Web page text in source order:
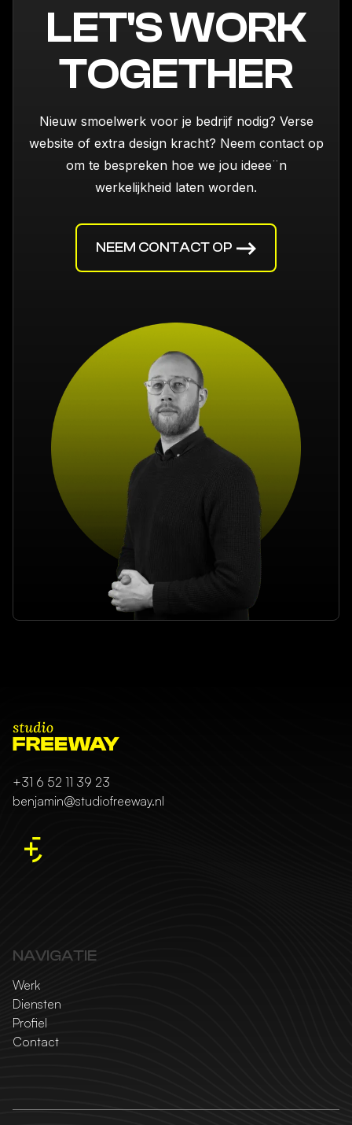
LET'S WORK
TOGETHER
Nieuw smoelwerk voor je bedrijf nodig? Verse
website of extra design kracht? Neem contact op
om te bespreken hoe we jou ideee¨n
werkelijkheid laten worden.
NEEM CONTACT OP
+31 6 52 11 39 23
benjamin@studiofreeway.nl
NAVIGATIE
Werk
Diensten
Profiel
Contact